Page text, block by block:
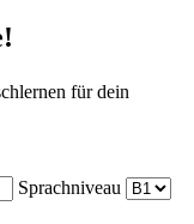
für dein
Sprachniveau